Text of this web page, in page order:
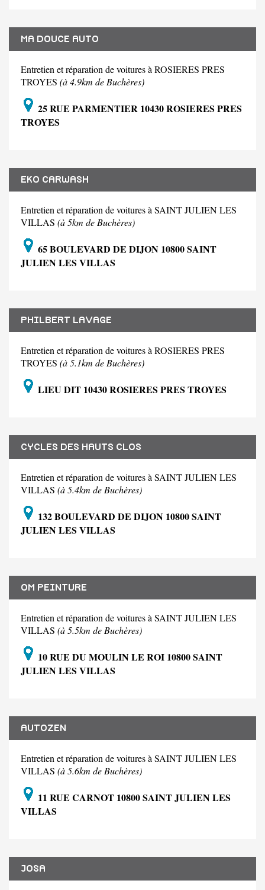
MA DOUCE AUTO
Entretien et réparation de voitures à ROSIERES PRES
TROYES (à 4.9km de Buchères)
25 RUE PARMENTIER 10430 ROSIERES PRES
TROYES
EKO CARWASH
Entretien et réparation de voitures à SAINT JULIEN LES
VILLAS (à 5km de Buchères)
65 BOULEVARD DE DIJON 10800 SAINT
JULIEN LES VILLAS
PHILBERT LAVAGE
Entretien et réparation de voitures à ROSIERES PRES
TROYES (à 5.1km de Buchères)
LIEU DIT 10430 ROSIERES PRES TROYES
CYCLES DES HAUTS CLOS
Entretien et réparation de voitures à SAINT JULIEN LES
VILLAS (à 5.4km de Buchères)
132 BOULEVARD DE DIJON 10800 SAINT
JULIEN LES VILLAS
OM PEINTURE
Entretien et réparation de voitures à SAINT JULIEN LES
VILLAS (à 5.5km de Buchères)
10 RUE DU MOULIN LE ROI 10800 SAINT
JULIEN LES VILLAS
AUTOZEN
Entretien et réparation de voitures à SAINT JULIEN LES
VILLAS (à 5.6km de Buchères)
11 RUE CARNOT 10800 SAINT JULIEN LES
VILLAS
JOSA